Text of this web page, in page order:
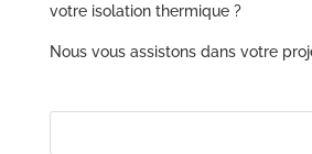
votre isolation thermique ?
Nous vous assistons dans votre